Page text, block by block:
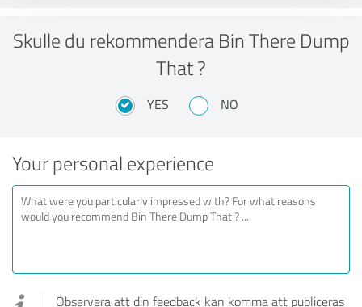
Skulle du rekommendera Bin There Dump
That ?
YES NO
Your personal experience
Observera att din feedback kan komma att publiceras